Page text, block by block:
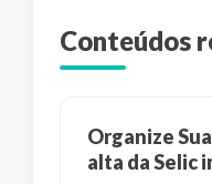
Conteúdos
Organize
alta da Selic